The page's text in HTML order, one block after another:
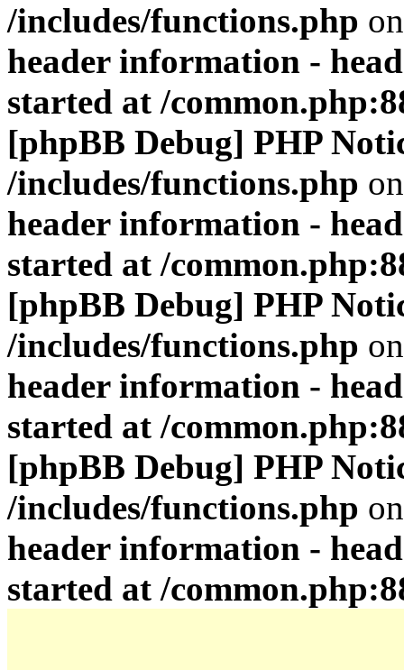
/includes/functions.php
header information -
started at /
[phpBB Debug] PHP
/includes/functions.php
header information -
started at /
[phpBB Debug] PHP
/includes/functions.php
header information -
started at /
[phpBB Debug] PHP
/includes/functions.php
header information -
started at /